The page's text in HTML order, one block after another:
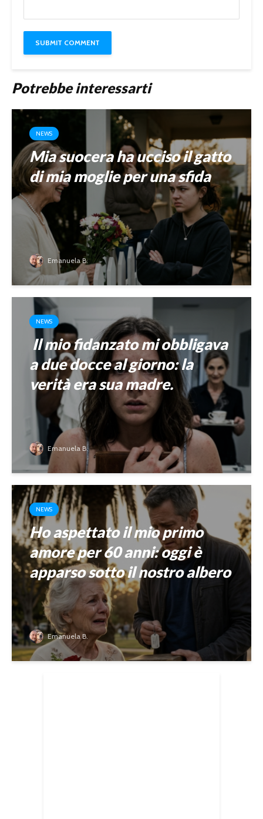
Potrebbe interessarti
NEWS
Mia suocera ha ucciso il gatto
di mia moglie per una sfida
Emanuela B.
NEWS
Il mio fidanzato mi obbligava
a due docce al giorno: la
verità era sua madre.
Emanuela B.
NEWS
Ho aspettato il mio primo
amore per 60 anni: oggi è
apparso sotto il nostro albero
Emanuela B.